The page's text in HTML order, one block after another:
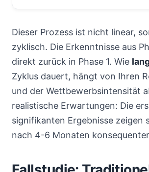
Dieser Prozess ist nicht linear,
zyklisch. Die Erkenntnisse aus
direkt zurück in Phase 1. Wie
Zyklus dauert, hängt von Ihren
und der Wettbewerbsintensität
realistische Erwartungen: Die
signifikanten Ergebnisse zeigen
nach 4-6 Monaten